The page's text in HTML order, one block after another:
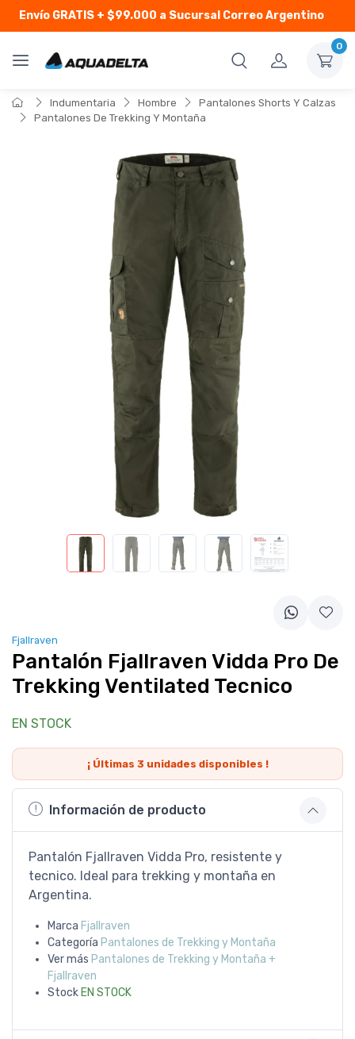
Envío GRATIS+ $99.000 a Sucursal Correo Argentino
0
Indumentaria Hombre
Pantalones Shorts Y Calzas
Pantalones De Trekking Y Montaña
Fjallraven
Pantalón Fjallraven Vidda Pro De
Trekking Ventilated Tecnico
EN STOCK
¡ Últimas 3 unidades disponibles !
Información de producto
Pantalón Fjallraven Vidda Pro, resistente y
tecnico. Ideal para trekking y montaña en
Argentina.
Marca Fjallraven
Categoría Pantalones de Trekking y Montaña
Ver más Pantalones de Trekking y Montaña +
Fjallraven
Stock EN STOCK